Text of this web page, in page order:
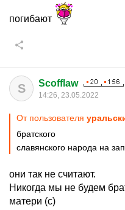
погибают
S Scofflaw
14:26, 23.05.2022
От пользователя
братского
славянского народа на
они так не считают.
Никогда мы не будем
матери (с)